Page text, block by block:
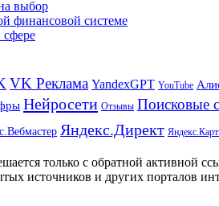
выбор
финансовой системе
сфере
VK Реклама YandexGPT YouTube
Нейросети Отзывы Поисковые
Яндекс.Директ
только с обратной активной
источников и других порталов